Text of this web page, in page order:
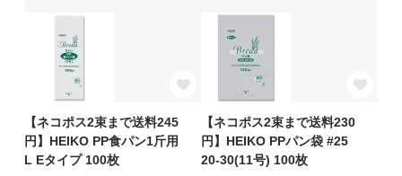
【ネコポス2束まで送料245
円】HEIKO PP食パン1斤用
L Eタイプ 100枚
【ネコポス2束まで送料230
円】HEIKO PPパン袋 #25
20-30(11号) 100枚